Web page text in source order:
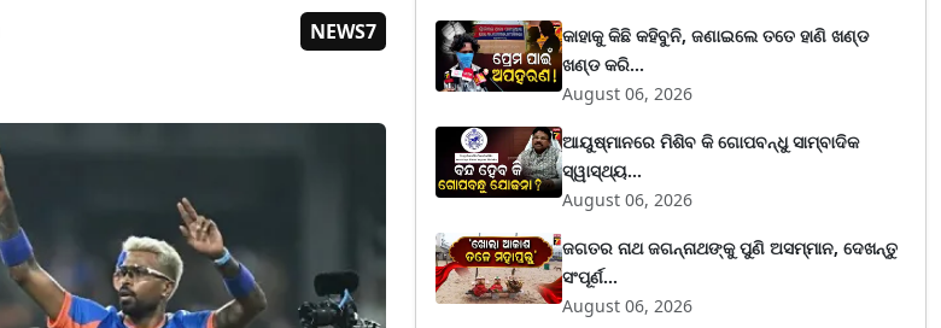
NEWS7
କାହାକୁ କିଛି କହିବୁନି, ଜଣାଇଲେ ତତେ ହାଣି ଖଣ୍ଡ
ଖଣ୍ଡ କରି...
August 06, 2026
ଆୟୁଷ୍ମାନରେ ମିଶିବ କି ଗୋପବନ୍ଧୁ ସାମ୍ବାଦିକ
ସ୍ୱାସ୍ଥ୍ୟ...
August 06, 2026
ଜଗତର ନାଥ ଜଗନ୍ନାଥଙ୍କୁ ପୁଣି ଅସମ୍ମାନ, ଦେଖନ୍ତୁ
ସଂପୂର୍ଣ...
August 06, 2026